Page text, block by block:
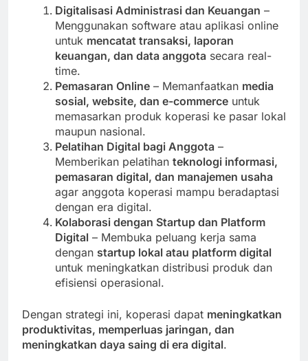
Digitalisasi Administrasi dan Keuangan –
Menggunakan software atau aplikasi online
untuk mencatat transaksi, laporan
keuangan, dan data anggota secara real-
time.
Pemasaran Online – Memanfaatkan media
sosial, website, dan e-commerce untuk
memasarkan produk koperasi ke pasar lokal
maupun nasional.
Pelatihan Digital bagi Anggota –
Memberikan pelatihan teknologi informasi,
pemasaran digital, dan manajemen usaha
agar anggota koperasi mampu beradaptasi
dengan era digital.
Kolaborasi dengan Startup dan Platform
Digital – Membuka peluang kerja sama
dengan startup lokal atau platform digital
untuk meningkatkan distribusi produk dan
efisiensi operasional.
Dengan strategi ini, koperasi dapat meningkatkan
produktivitas, memperluas jaringan, dan
meningkatkan daya saing di era digital.